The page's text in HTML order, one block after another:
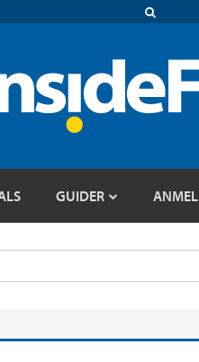
GUIDER